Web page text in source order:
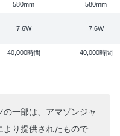
580mm 580mm
7.6W 7.6W
40,000時間 40,000時間
一部は、アマゾンジャ
より提供されたもので